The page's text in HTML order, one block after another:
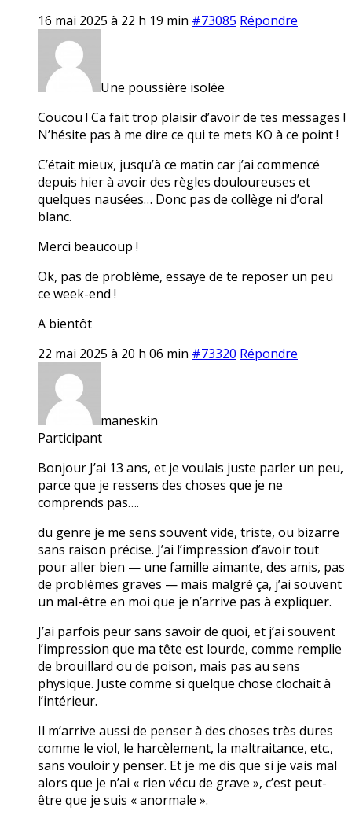
16 mai 2025 à 22 h 19 min #73085 Répondre
Une poussière isolée
Coucou ! Ca fait trop plaisir d’avoir de tes messages !
N’hésite pas à me dire ce qui te mets KO à ce point !
C’était mieux, jusqu’à ce matin car j’ai commencé
depuis hier à avoir des règles douloureuses et
quelques nausées… Donc pas de collège ni d’oral
blanc.
Merci beaucoup !
Ok, pas de problème, essaye de te reposer un peu
ce week-end !
A bientôt
22 mai 2025 à 20 h 06 min #73320 Répondre
maneskin
Participant
Bonjour J’ai 13 ans, et je voulais juste parler un peu,
parce que je ressens des choses que je ne
comprends pas….
du genre je me sens souvent vide, triste, ou bizarre
sans raison précise. J’ai l’impression d’avoir tout
pour aller bien — une famille aimante, des amis, pas
de problèmes graves — mais malgré ça, j’ai souvent
un mal-être en moi que je n’arrive pas à expliquer.
J’ai parfois peur sans savoir de quoi, et j’ai souvent
l’impression que ma tête est lourde, comme remplie
de brouillard ou de poison, mais pas au sens
physique. Juste comme si quelque chose clochait à
l’intérieur.
Il m’arrive aussi de penser à des choses très dures
comme le viol, le harcèlement, la maltraitance, etc.,
sans vouloir y penser. Et je me dis que si je vais mal
alors que je n’ai « rien vécu de grave », c’est peut-
être que je suis « anormale ».